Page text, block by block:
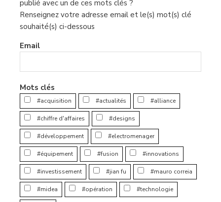
publié avec un de ces mots clés ?
Renseignez votre adresse email et le(s) mot(s) clé
souhaité(s) ci-dessous
Email
Mots clés
#acquisition #actualités #alliance
#chiffre d'affaires #designs
#développement #electromenager
#équipement #fusion #innovations
#investissement #jian fu #mauro correia
#midea #opération #technologie